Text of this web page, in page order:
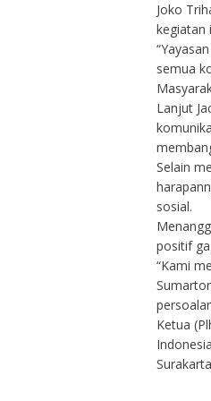
Joko
kegiatan
semua
Lanjut
Selain
sosial.
positif
“Kami
Ketua